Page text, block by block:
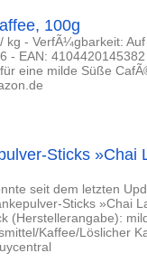
100g
kg - VerfÃ¼gbarkeit:
- EAN:
eine milde Süße
Sticks »Chai
seit dem letzten
Sticks »Chai
(Herstellerangabe):
Kaffee/Löslicher